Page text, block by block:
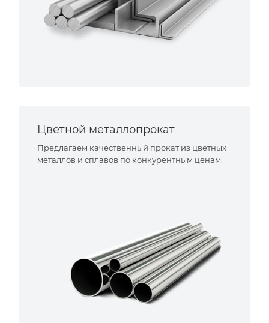
Цветной металлопрокат
Предлагаем качественный прокат из цветных
металлов и сплавов по конкурентным ценам.